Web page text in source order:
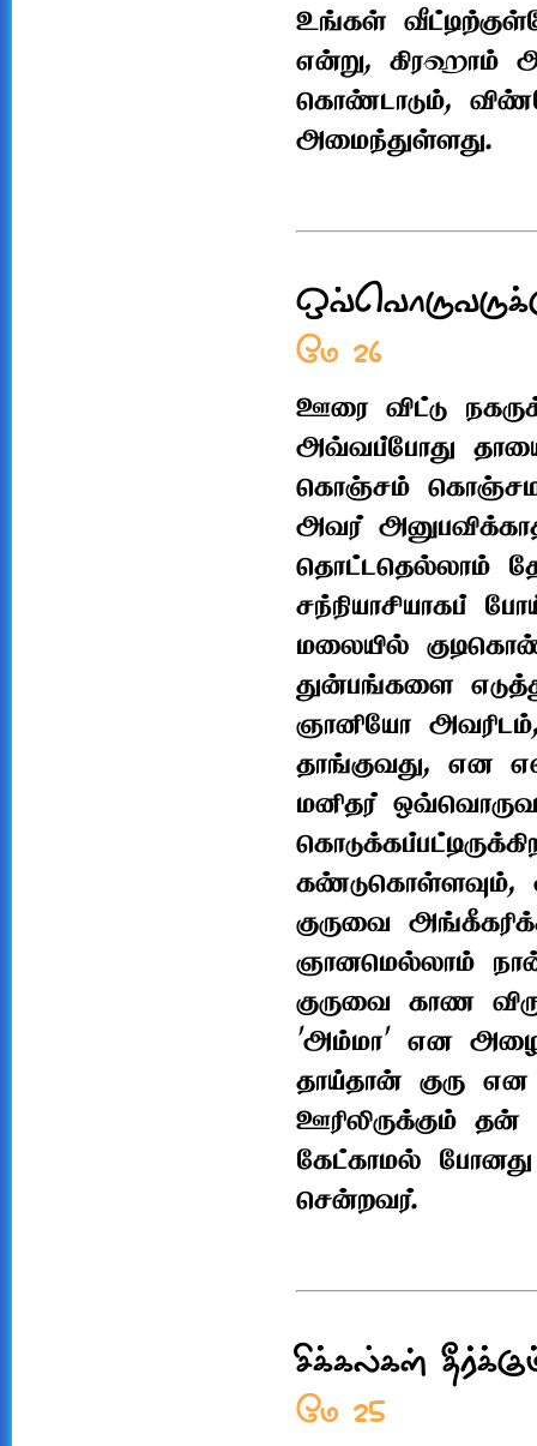
உங்கள்
என்று, கிரஹாம்
கொண்டாடும்,
அமைந்துள்ளது.
மே 26
ஊரை விட்டு
அவ்வப்போது
கொஞ்சம்
அவர்
தொட்டதெல்லாம்
சந்நியாசியாகப்
மலையில்
துன்பங்களை
ஞானியோ
தாங்குவது, என
மனிதர்
கண்டுகொள்ளவும்,
குருவை
ஞானமெல்லாம்
குருவை காண
'அம்மா' என
தாய்தான் குரு
ஊரிலிருக்கும்
கேட்காமல் போனது
சென்றவர்.
சிக்கல்கள்
மே 25